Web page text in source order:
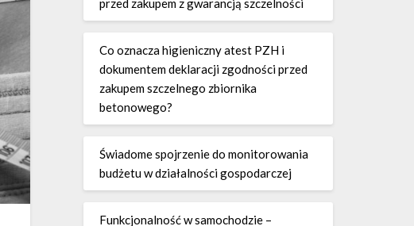
Co oznacza higieniczny atest PZH i
dokumentem deklaracji zgodności przed
zakupem szczelnego zbiornika
betonowego?
Świadome spojrzenie do monitorowania
budżetu w działalności gospodarczej
Funkcjonalność w samochodzie –